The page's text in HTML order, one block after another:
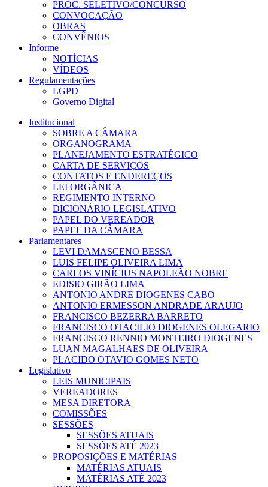
PROC. SELETIVO/CONCURSO
CONVOCAÇÃO
OBRAS
CONVÊNIOS
Informe
NOTÍCIAS
VÍDEOS
Regulamentações
LGPD
Governo Digital
Institucional
SOBRE A CÂMARA
ORGANOGRAMA
PLANEJAMENTO ESTRATÉGICO
CARTA DE SERVIÇOS
CONTATOS E ENDEREÇOS
LEI ORGÂNICA
REGIMENTO INTERNO
DICIONÁRIO LEGISLATIVO
PAPEL DO VEREADOR
PAPEL DA CÂMARA
Parlamentares
LEVI DAMASCENO BESSA
LUIS FELIPE OLIVEIRA LIMA
CARLOS VINÍCIUS NAPOLEÃO NOBRE
EDISIO GIRÃO LIMA
ANTONIO ANDRE DIOGENES CABO
ANTONIO ERMESSON ANDRADE ARAUJO
FRANCISCO BEZERRA BARRETO
FRANCISCO OTACILIO DIOGENES OLEGARIO
FRANCISCO RENNIO MONTEIRO DIOGENES
LUAN MAGALHAES DE OLIVEIRA
PLACIDO OTAVIO GOMES NETO
Legislativo
LEIS MUNICIPAIS
VEREADORES
MESA DIRETORA
COMISSÕES
SESSÕES
SESSÕES ATUAIS
SESSÕES ATÉ 2023
PROPOSIÇÕES E MATÉRIAS
MATÉRIAS ATUAIS
MATÉRIAS ATÉ 2023